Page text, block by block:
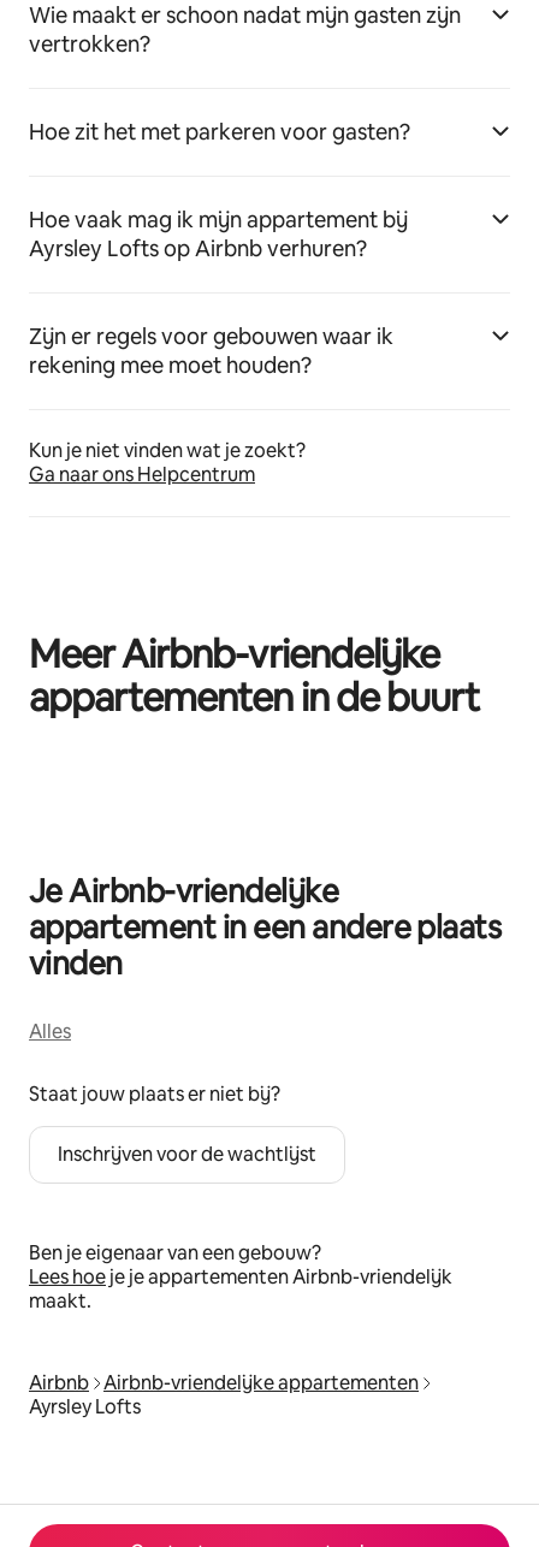
Wie maakt er schoon nadat mijn gasten zijn
vertrokken?
Hoe zit het met parkeren voor gasten?
Hoe vaak mag ik mijn appartement bij
Ayrsley Lofts op Airbnb verhuren?
Zijn er regels voor gebouwen waar ik
rekening mee moet houden?
Kun je niet vinden wat je zoekt?
Ga naar ons Helpcentrum
Meer Airbnb-vriendelijke
appartementen in de buurt
Je Airbnb-vriendelijke
appartement in een andere plaats
vinden
Alles
Staat jouw plaats er niet bij?
Inschrijven voor de wachtlijst
Ben je eigenaar van een gebouw?
Lees hoeje je appartementen Airbnb-vriendelijk
maakt.
Airbnb Airbnb-vriendelijke appartementen
Ayrsley Lofts